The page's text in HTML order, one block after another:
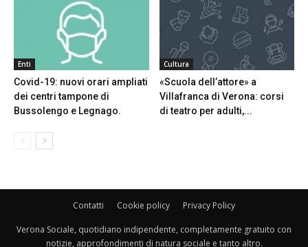
Enti
Covid-19: nuovi orari ampliati
dei centri tampone di
Bussolengo e Legnago.
Cultura
«Scuola dell’attore» a
Villafranca di Verona: corsi
di teatro per adulti,...
Contatti Cookie policy Privacy Policy
Verona Sociale, quotidiano indipendente, completamente gratuito con
notizie, approfondimenti di natura sociale e tanto altro.